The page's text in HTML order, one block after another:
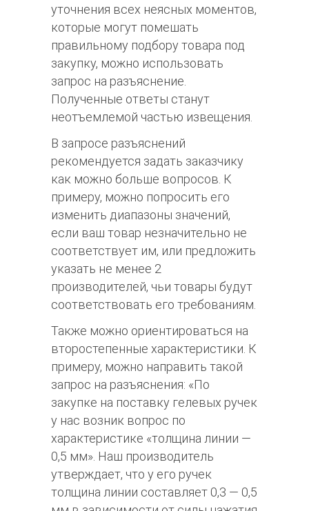
уточнения всех неясных моментов,
которые могут помешать
правильному подбору товара под
закупку, можно использовать
запрос на разъяснение.
Полученные ответы станут
неотъемлемой частью извещения.
В запросе разъяснений
рекомендуется задать заказчику
как можно больше вопросов. К
примеру, можно попросить его
изменить диапазоны значений,
если ваш товар незначительно не
соответствует им, или предложить
указать не менее 2
производителей, чьи товары будут
соответствовать его требованиям.
Также можно ориентироваться на
второстепенные характеристики. К
примеру, можно направить такой
запрос на разъяснения: «По
закупке на поставку гелевых ручек
у нас возник вопрос по
характеристике «толщина линии —
0,5 мм». Наш производитель
утверждает, что у его ручек
толщина линии составляет 0,3 — 0,5